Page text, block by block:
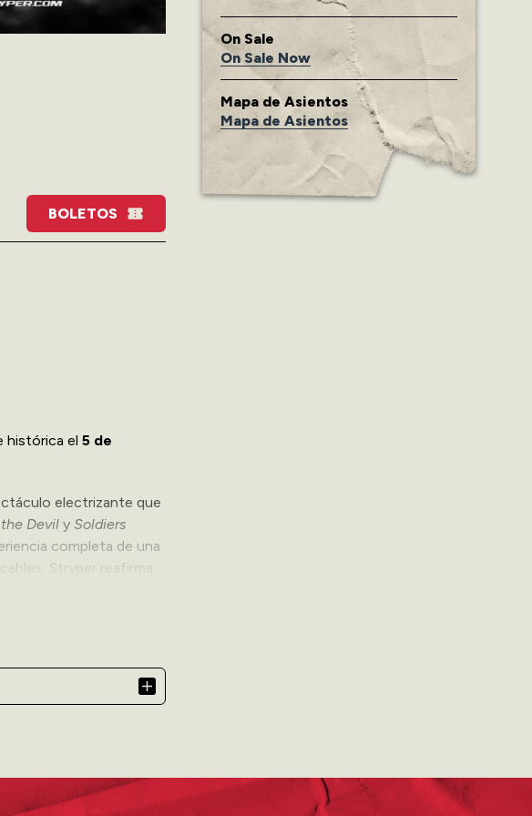
On Sale
On Sale Now
Mapa de Asientos
Mapa de Asientos
BOLETOS
histórica el 5 de
electrizante que
Devil y Soldiers
completa de una
Stryper reafirma
Top Banana, quienes
de rock más
Music Hall al 787-